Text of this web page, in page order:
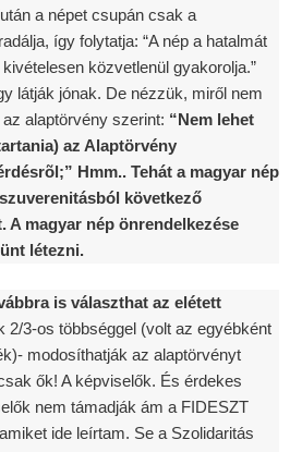
a népet csupán csak a
így folytatja: “A nép a hatalmát
közvetlenül gyakorolja.”
látják jónak. De nézzük, miről nem
alaptörvény szerint: “Nem lehet
az Alaptörvény
Hmm.. Tehát a magyar nép
következő
A magyar nép önrendelkezése
létezni.
is választhat az elétett
2/3-os többséggel (volt az egyébként
modosíthatják az alaptörvényt
ők! A képviselők. És érdekes
nem támadják ám a FIDESZT
ide leírtam. Se a Szolidaritás